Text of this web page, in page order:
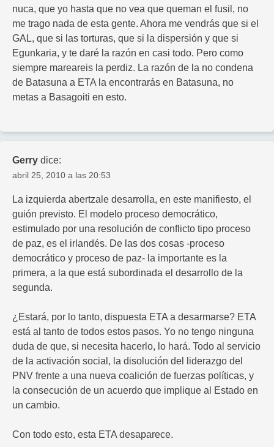
nuca, que yo hasta que no vea que queman el fusil, no
me trago nada de esta gente. Ahora me vendrás que si el
GAL, que si las torturas, que si la dispersión y que si
Egunkaria, y te daré la razón en casi todo. Pero como
siempre mareareis la perdiz. La razón de la no condena
de Batasuna a ETA la encontrarás en Batasuna, no
metas a Basagoiti en esto.
Gerry dice:
abril 25, 2010 a las 20:53
La izquierda abertzale desarrolla, en este manifiesto, el
guión previsto. El modelo proceso democrático,
estimulado por una resolución de conflicto tipo proceso
de paz, es el irlandés. De las dos cosas -proceso
democrático y proceso de paz- la importante es la
primera, a la que está subordinada el desarrollo de la
segunda.
¿Estará, por lo tanto, dispuesta ETA a desarmarse? ETA
está al tanto de todos estos pasos. Yo no tengo ninguna
duda de que, si necesita hacerlo, lo hará. Todo al servicio
de la activación social, la disolución del liderazgo del
PNV frente a una nueva coalición de fuerzas políticas, y
la consecución de un acuerdo que implique al Estado en
un cambio.
Con todo esto, esta ETA desaparece.